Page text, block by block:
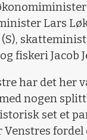
Lars
fiskeri Jacob
har det her
nogen
set et
Venstres